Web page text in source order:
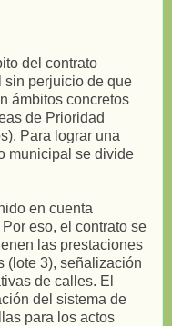
del contrato
sin perjuicio de que
ámbitos concretos
de Prioridad
Para lograr una
municipal se divide
en cuenta
eso, el contrato se
las prestaciones
(lote 3), señalización
de calles. El
del sistema de
para los actos